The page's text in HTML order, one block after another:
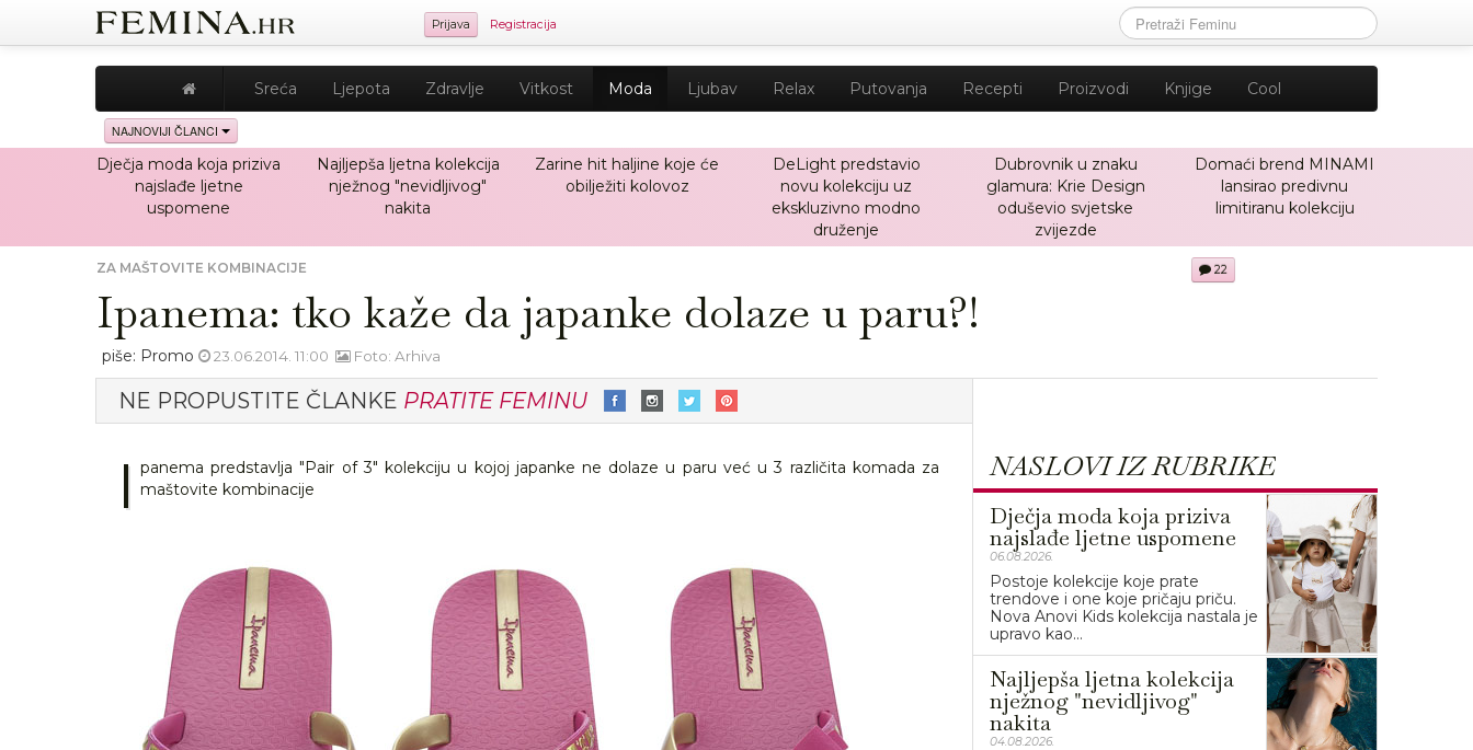
Prijava Registracija
Sreća Ljepota Zdravlje Vitkost Moda Ljubav Relax Putovanja Recepti Proizvodi Knjige Cool
NAJNOVIJI ČLANCI
Dječja moda koja priziva
najslađe ljetne
uspomene
Najljepša ljetna kolekcija
nježnog "nevidljivog"
nakita
Zarine hit haljine koje će
obilježiti kolovoz
DeLight predstavio
novu kolekciju uz
ekskluzivno modno
druženje
Dubrovnik u znaku
glamura: Krie Design
oduševio svjetske
zvijezde
Domaći brend MINAMI
lansirao predivnu
limitiranu kolekciju
ZA MAŠTOVITE KOMBINACIJE
Ipanema: tko kaže da japanke dolaze u paru?!
22
piše: Promo 23.06.2014. 11:00 Foto: Arhiva
NE PROPUSTITE ČLANKE PRATITE FEMINU
I panema predstavlja "Pair of 3" kolekciju u kojoj japanke ne dolaze u paru već u 3 različita komada za
maštovite kombinacije
NASLOVI IZ RUBRIKE
Dječja moda koja priziva
najslađe ljetne uspomene
06.08.2026.
Postoje kolekcije koje prate
trendove i one koje pričaju priču.
Nova Anovi Kids kolekcija nastala je
upravo kao...
Najljepša ljetna kolekcija
nježnog "nevidljivog"
nakita
04.08.2026.